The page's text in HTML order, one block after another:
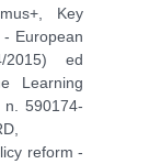
Key
European
2015) ed
Learning
n. 590174-
reform -